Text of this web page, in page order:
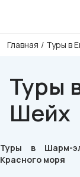
Главная / Туры в
Туры
Шейх
Туры в Шарм-
Красного моря